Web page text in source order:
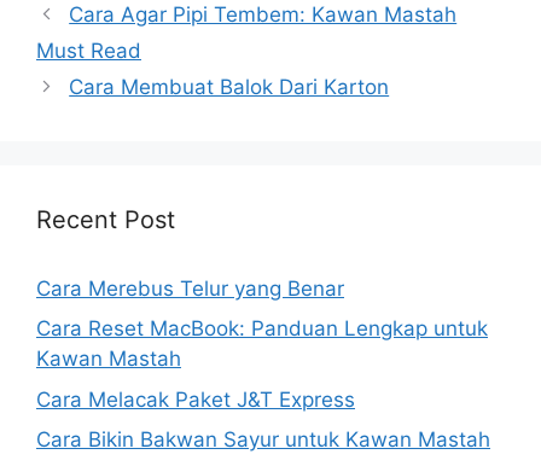
Cara Agar Pipi Tembem: Kawan Mastah
Must Read
Cara Membuat Balok Dari Karton
Recent Post
Cara Merebus Telur yang Benar
Cara Reset MacBook: Panduan Lengkap untuk
Kawan Mastah
Cara Melacak Paket J&T Express
Cara Bikin Bakwan Sayur untuk Kawan Mastah